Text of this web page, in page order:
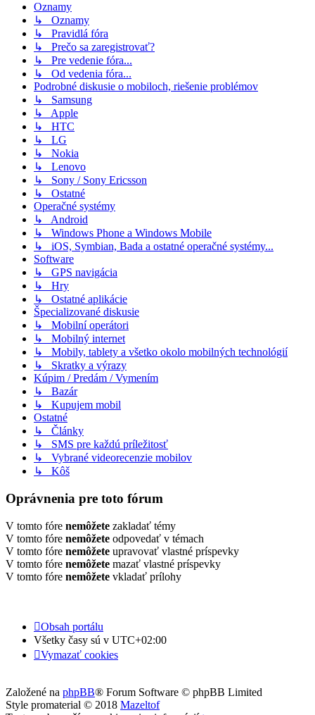
Oznamy
↳ Oznamy
↳ Pravidlá fóra
↳ Prečo sa zaregistrovať?
↳ Pre vedenie fóra...
↳ Od vedenia fóra...
Podrobné diskusie o mobiloch, riešenie problémov
↳ Samsung
↳ Apple
↳ HTC
↳ LG
↳ Nokia
↳ Lenovo
↳ Sony / Sony Ericsson
↳ Ostatné
Operačné systémy
↳ Android
↳ Windows Phone a Windows Mobile
↳ iOS, Symbian, Bada a ostatné operačné systémy...
Software
↳ GPS navigácia
↳ Hry
↳ Ostatné aplikácie
Špecializované diskusie
↳ Mobilní operátori
↳ Mobilný internet
↳ Mobily, tablety a všetko okolo mobilných technológií
↳ Skratky a výrazy
Kúpim / Predám / Vymením
↳ Bazár
↳ Kupujem mobil
Ostatné
↳ Články
↳ SMS pre každú príležitosť
↳ Vybrané videorecenzie mobilov
↳ Kôš
Oprávnenia pre toto fórum
V tomto fóre nemôžete zakladať témy
V tomto fóre nemôžete odpovedať v témach
V tomto fóre nemôžete upravovať vlastné príspevky
V tomto fóre nemôžete mazať vlastné príspevky
V tomto fóre nemôžete vkladať prílohy
Obsah portálu
Všetky časy sú v UTC+02:00
Vymazať cookies
Založené na phpBB® Forum Software © phpBB Limited
Style promaterial © 2018 Mazeltof